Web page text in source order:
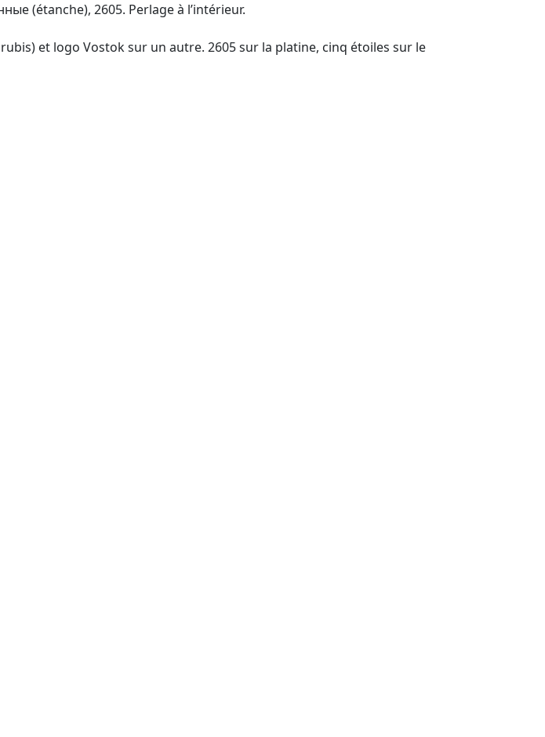
(étanche), 2605. Perlage à l’intérieur.
et logo Vostok sur un autre. 2605 sur la platine, cinq étoiles sur le